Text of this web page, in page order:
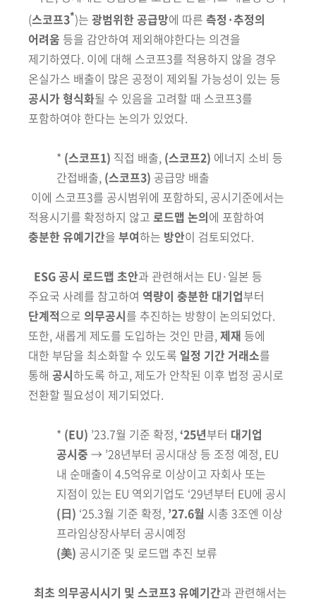
(스코프3*)는 광범위한공급망에 따른 측정·추정의
어려움 등을 감안하여 제외해야한다는 의견을
제기하였다. 이에 대해 스코프3를 적용하지 않을 경우
온실가스 배출이 많은 공정이 제외될 가능성이 있는 등
공시가 형식화될 수 있음을 고려할 때 스코프3를
포함하여야 한다는 논의가 있었다.
* (스코프1) 직접 배출, (스코프2) 에너지 소비 등
간접배출, (스코프3) 공급망 배출
이에 스코프3를 공시범위에 포함하되, 공시기준에서는
적용시기를 확정하지 않고 로드맵 논의에 포함하여
충분한 유예기간을 부여하는 방안이 검토되었다.
ESG 공시 로드맵 초안과 관련해서는 EU·일본 등
주요국 사례를 참고하여 역량이 충분한 대기업부터
단계적으로 의무공시를 추진하는 방향이 논의되었다.
또한, 새롭게 제도를 도입하는 것인 만큼,제재 등에
대한 부담을 최소화할 수 있도록 일정 기간거래소를
통해 공시하도록 하고, 제도가 안착된 이후 법정 공시로
전환할 필요성이 제기되었다.
* (EU) ’23.7월 기준 확정, ‘25년부터 대기업
공시중 → ’28년부터 공시대상 등 조정 예정, EU
내 순매출이 4.5억유로 이상이고 자회사 또는
지점이 있는 EU 역외기업도 ‘29년부터 EU에 공시
(日) ‘25.3월 기준 확정, ’27.6월 시총 3조엔 이상
프라임상장사부터 공시예정
(美) 공시기준 및 로드맵 추진 보류
최초 의무공시시기 및 스코프3 유예기간과 관련해서는